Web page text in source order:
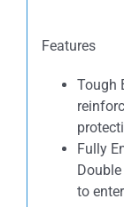
Features
Tough
Fully
to